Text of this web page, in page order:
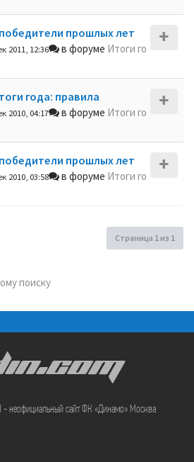
прошлых лет
2011, 12:36 в форуме Итоги го
года: правила
2010, 04:17 в форуме Итоги го
прошлых лет
2010, 03:58 в форуме Итоги го
Страница 1из 1
поиску
- неофициальный сайт ФК «Динамо» Москва